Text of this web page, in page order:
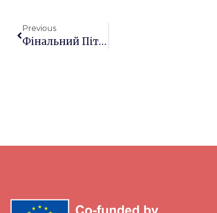
Previous
Фінальний Пітчинг Учасників Менторських І Тьюторських Програм У Межах Міжнародного Проєкту PROMENT